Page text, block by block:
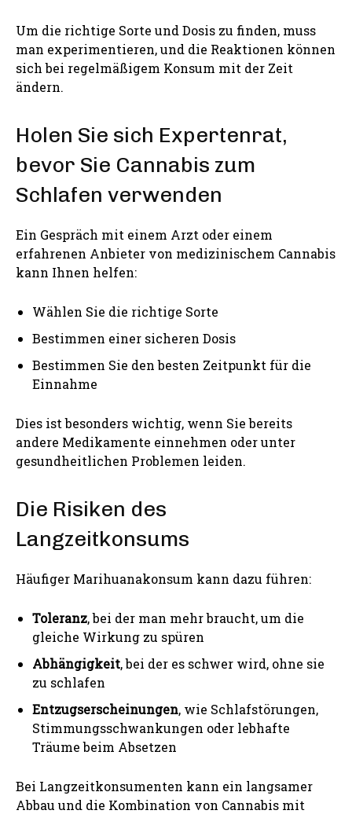
Um die richtige Sorte und Dosis zu finden, muss
man experimentieren, und die Reaktionen können
sich bei regelmäßigem Konsum mit der Zeit
ändern.
Holen Sie sich Expertenrat,
bevor Sie Cannabis zum
Schlafen verwenden
Ein Gespräch mit einem Arzt oder einem
erfahrenen Anbieter von medizinischem Cannabis
kann Ihnen helfen:
Wählen Sie die richtige Sorte
Bestimmen einer sicheren Dosis
Bestimmen Sie den besten Zeitpunkt für die
Einnahme
Dies ist besonders wichtig, wenn Sie bereits
andere Medikamente einnehmen oder unter
gesundheitlichen Problemen leiden.
Die Risiken des
Langzeitkonsums
Häufiger Marihuanakonsum kann dazu führen:
Toleranz, bei der man mehr braucht, um die
gleiche Wirkung zu spüren
Abhängigkeit, bei der es schwer wird, ohne sie
zu schlafen
Entzugserscheinungen, wie Schlafstörungen,
Stimmungsschwankungen oder lebhafte
Träume beim Absetzen
Bei Langzeitkonsumenten kann ein langsamer
Abbau und die Kombination von Cannabis mit